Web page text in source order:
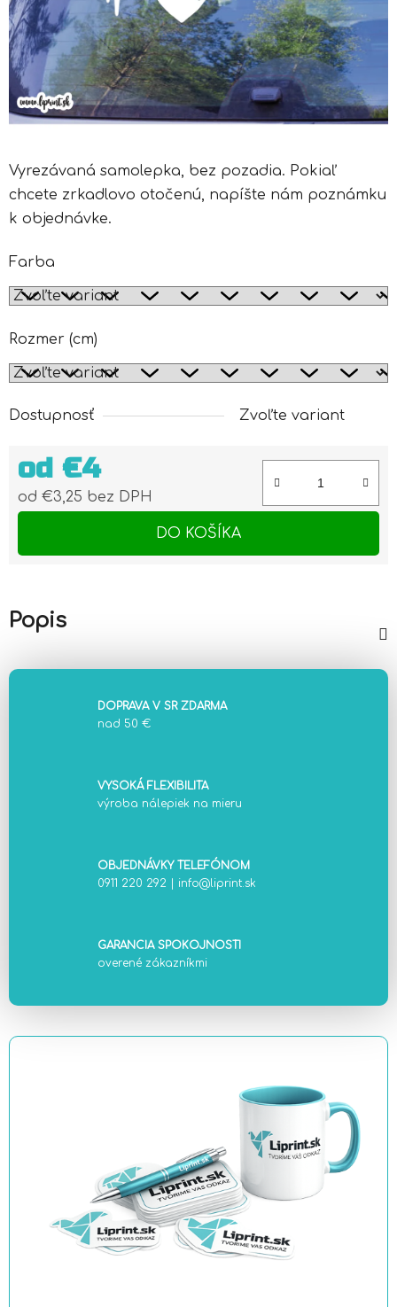
Vyrezávaná samolepka, bez pozadia. Pokiaľ
chcete zrkadlovo otočenú, napíšte nám poznámku
k objednávke.
Farba
Rozmer (cm)
Dostupnosť Zvoľte variant
od €4
od €3,25 bez DPH
DO KOŠÍKA
Popis
DOPRAVA V SR ZDARMA
nad 50 €
VYSOKÁ FLEXIBILITA
výroba nálepiek na mieru
OBJEDNÁVKY TELEFÓNOM
0911 220 292
info@liprint.sk
GARANCIA SPOKOJNOSTI
overené zákazníkmi